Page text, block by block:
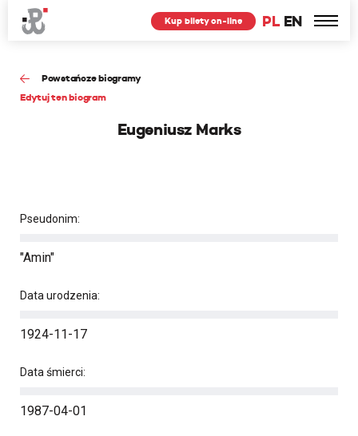
PL EN
Kup bilety on-line
Powstańcze biogramy
Edytuj ten biogram
Eugeniusz Marks
Pseudonim:
"Amin"
Data urodzenia:
1924-11-17
Data śmierci:
1987-04-01